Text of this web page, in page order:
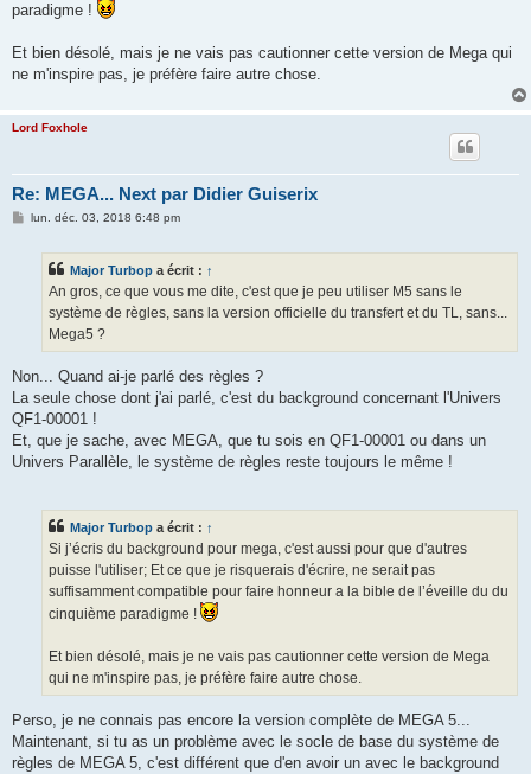
paradigme !
Et bien désolé, mais je ne vais pas cautionner cette version de Mega qui
ne m'inspire pas, je préfère faire autre chose.
Lord Foxhole
Re: MEGA... Next par Didier Guiserix
Mlun. déc. 03, 2018 6:48 pm
Major Turbop a écrit : ↑
An gros, ce que vous me dite, c'est que je peu utiliser M5 sans le
système de règles, sans la version officielle du transfert et du TL, sans...
Mega5 ?
Non... Quand ai-je parlé des règles ?
La seule chose dont j'ai parlé, c'est du background concernant l'Univers
QF1-00001 !
Et, que je sache, avec MEGA, que tu sois en QF1-00001 ou dans un
Univers Parallèle, le système de règles reste toujours le même !
Major Turbop a écrit : ↑
Si j’écris du background pour mega, c'est aussi pour que d'autres
puisse l'utiliser; Et ce que je risquerais d'écrire, ne serait pas
suffisamment compatible pour faire honneur a la bible de l’éveille du du
cinquième paradigme !
Et bien désolé, mais je ne vais pas cautionner cette version de Mega
qui ne m'inspire pas, je préfère faire autre chose.
Perso, je ne connais pas encore la version complète de MEGA 5...
Maintenant, si tu as un problème avec le socle de base du système de
règles de MEGA 5, c'est différent que d'en avoir un avec le background